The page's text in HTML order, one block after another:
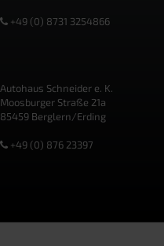
+49 (0) 8731 3254866
Autohaus Schneider e. K.
Moosburger Straße 21a
85459 Berglern/Erding
+49 (0) 876 23397